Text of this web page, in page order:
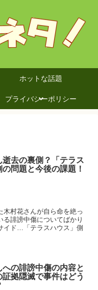
ホットな話題
プライバシーポリシー
逝去の裏側？「テラス
問題と今後の課題！
木村花さんが自ら命を絶っ
誹謗中傷についてばかり
イド…「テラスハウス」側
の誹謗中傷の内容と
証拠隠滅で事件はどう